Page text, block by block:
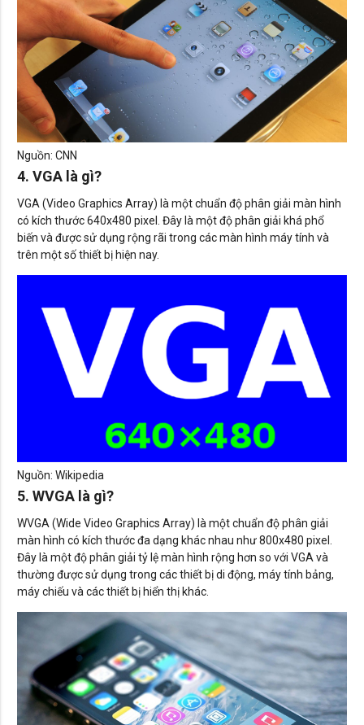
Nguồn: CNN
4. VGA là gì?
VGA (Video Graphics Array) là một chuẩn độ phân giải màn hình
có kích thước 640x480 pixel. Đây là một độ phân giải khá phổ
biến và được sử dụng rộng rãi trong các màn hình máy tính và
trên một số thiết bị hiện nay.
Nguồn: Wikipedia
5. WVGA là gì?
WVGA (Wide Video Graphics Array) là một chuẩn độ phân giải
màn hình có kích thước đa dạng khác nhau như 800x480 pixel.
Đây là một độ phân giải tỷ lệ màn hình rộng hơn so với VGA và
thường được sử dụng trong các thiết bị di động, máy tính bảng,
máy chiếu và các thiết bị hiển thị khác.